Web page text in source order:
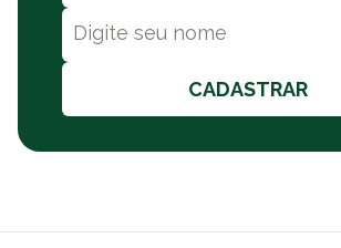
CADASTRAR